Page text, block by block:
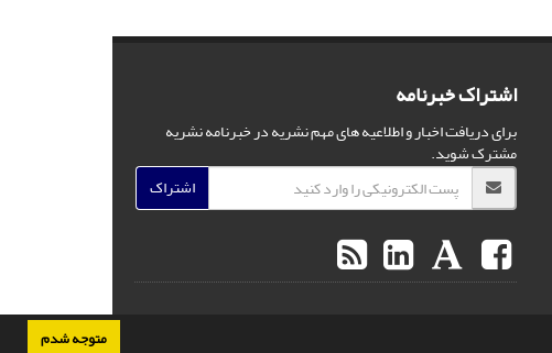
متوجه شدم
اشتراک خبرنامه
برای دریافت اخبار و اطلاعیه های مهم نشریه در خبرنامه نشریه
مشترک شوید.
اشتراک